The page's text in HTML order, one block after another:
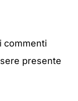
commenti
presente